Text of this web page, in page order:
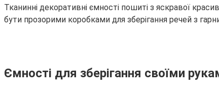
Тканинні декоративні ємності пошиті з яскравої
бути прозорими коробками для зберігання речей з
Ємності для зберігання своїми